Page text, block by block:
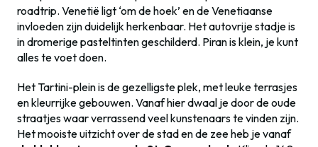
roadtrip. Venetië ligt ‘om de hoek’ en de Venetiaanse
invloeden zijn duidelijk herkenbaar. Het autovrije stadje is
in dromerige pasteltinten geschilderd. Piran is klein, je kunt
alles te voet doen.
Het Tartini-plein is de gezelligste plek, met leuke terrasjes
en kleurrijke gebouwen. Vanaf hier dwaal je door de oude
straatjes waar verrassend veel kunstenaars te vinden zijn.
Het mooiste uitzicht over de stad en de zee heb je vanaf